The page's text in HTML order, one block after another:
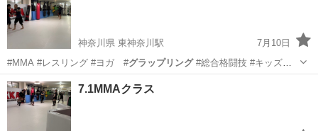
神奈川県 東神奈川駅
7月10日
#MMA #レスリング #ヨガ #グラップリング#総合格闘技 #キッズレ
スリン…
神奈川 横浜市 東神奈川駅
キッズキックボクシング
7.1MMAクラス